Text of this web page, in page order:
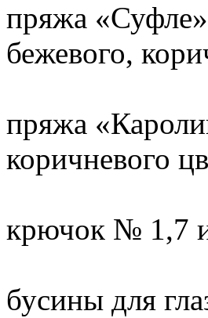
пряжа
бежевого,
пряжа
коричневого
крючок № 1,7
бусины для